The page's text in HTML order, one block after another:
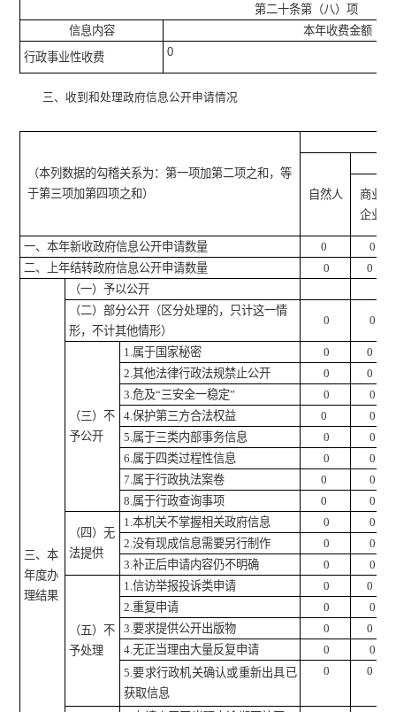
第二十条第（八）项
信息内容
本年收费金额（
行政事业性收费
0
三、收到和处理政府信息公开申请情况
（本列数据的勾稽关系为：第一项加第二项之和，等
于第三项加第四项之和）
自然人
商业
企业
一、本年新收政府信息公开申请数量 0
0
二、上年结转政府信息公开申请数量
0 0
三、本
年度办
理结果
（一）予以公开
（二）部分公开 （区分处理的，只计这一情
形，不计其他情形）
0 0
（三）不
予公开
1.属于国家秘密 0
0
2.其他法律行政法规禁止公开 0
0
3.危及“三安全一稳定” 0
0
4.保护第三方合法权益 0
0
5.属于三类内部事务信息 0
0
6.属于四类过程性信息 0
0
7.属于行政执法案卷 0
0
8.属于行政查询事项 0 0
（四）无
法提供
1.本机关不掌握相关政府信息 0
0
2.没有现成信息需要另行制作 0
0
3.补正后申请内容仍不明确 0 0
（五）不
予处理
1.信访举报投诉类申请 0
0
2.重复申请 0
0
3.要求提供公开出版物 0
0
4.无正当理由大量反复申请 0
0
5.要求行政机关确认或重新出具已
获取信息
0 0